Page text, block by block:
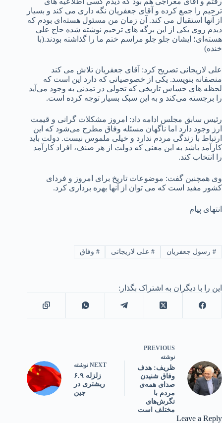
ترحیم را جمع کرده و آقای جعفریان نگه داری می کند و بسیار
از آنها استقبال می کند. آن زمان من مسئول هسته‌ای بودم که
دیدم روی یکی از این برگه های ترحیم نوشته شده حاج علی
هسته‌ای؛ ایشان جلو جلو مراسم ختم ما را گذاشته بودند.(با
خنده)
علی لاریجانی تصریح کرد: آقای جعفریان تلاش می کند
منصفانه بنویسد. یکی از خصوصیاتی که دارد این است که
لحظه های حساس تاریخی که تحولی در تمدنی به وجود می‌آید
را برجسته می‌کند و به این سبک بسیار توجه کرده است.
رئیس سابق مجلس ادامه داد: امروز مشکلات گرانی و قیمت
ارز وجود دارد اما ناگهان مسئله وفاق مطرح می‌شود که این
ارتباط با زندگی مردم ندارد و خیلی ملموس نیست. دولت باید
کارآمد باشد به این معنی که دولت از هر صنف، افراد کارآمد
را انتخاب کند.
وی همچنین گفت: موضوعات تاریخ برای امروز و فردای
کشور مفید است که می توان از آنها بهره برداری کرد.
انتهای پیام
#رسول جعفریان #علی لاریجانی # وفاق
این را با دیگران به اشتراک بگذار:
PREVIOUS
نوشته
ظریف: هدف
وفاق شنیدن
صدای همه‌ی
مردم با
نگرش‌های
مختلف است
NEXT نوشته
زلزله ۶.۹
ریشتری در
چین
Leave a Reply